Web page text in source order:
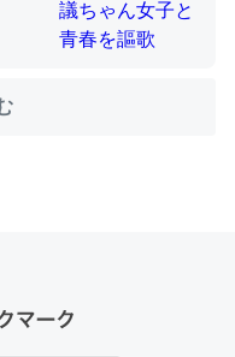
2019/05/15/1805
熱してから加えたりガ
かも。